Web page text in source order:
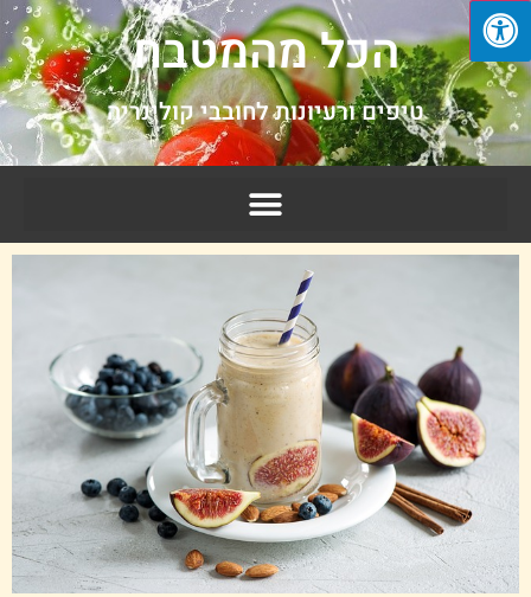
הכל מהמטבח
טיפים ורעיונות לחובבי קולינריה